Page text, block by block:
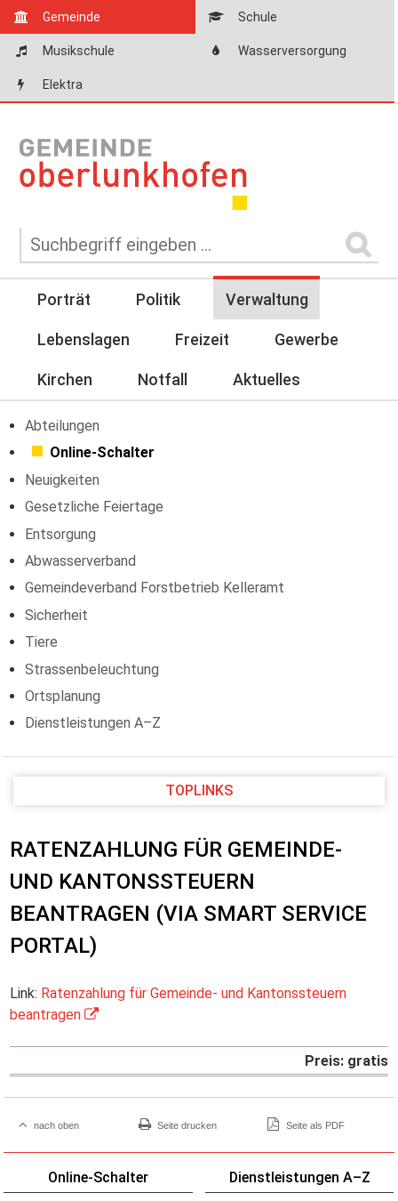
Gemeinde Schule
Musikschule Wasserversorgung
Elektra
Porträt Politik Verwaltung
Lebenslagen Freizeit Gewerbe
Kirchen Notfall Aktuelles
Abteilungen
Online-Schalter
Neuigkeiten
Gesetzliche Feiertage
Entsorgung
Abwasserverband
Gemeindeverband Forstbetrieb Kelleramt
Sicherheit
Tiere
Strassenbeleuchtung
Ortsplanung
Dienstleistungen A–Z
TOPLINKS
RATENZAHLUNG FÜR GEMEINDE-
UND KANTONSSTEUERN
BEANTRAGEN (VIA SMART SERVICE
PORTAL)
Link: Ratenzahlung für Gemeinde- und Kantonssteuern
beantragen
Preis: gratis
nach oben Seite drucken Seite als PDF
Online-Schalter Dienstleistungen A–Z